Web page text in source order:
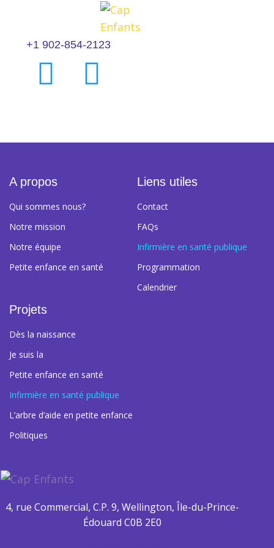
+1 902-854-2123
A propos
Qui sommes nous?
Notre mission
Notre équipe
Petite enfance en santé
Liens utiles
Contact
FAQs
Infirmière en santé publique
Programmation
Calendrier
Projets
Dès la naissance
Je suis la
Petite enfance en santé
Infirmière en santé publique
L’arbre d’aide en petite enfance
Politiques
4, rue Commercial, C.P. 9, Wellington, Île-du-Prince-
Édouard C0B 2E0